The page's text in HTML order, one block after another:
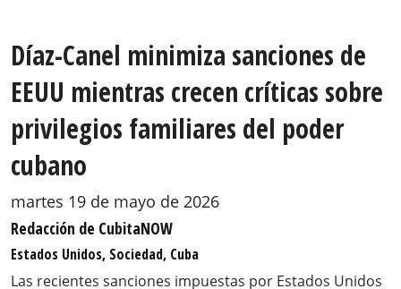
Díaz-Canel minimiza sanciones de
EEUU mientras crecen críticas sobre
privilegios familiares del poder
cubano
martes 19 de mayo de 2026
Redacción de CubitaNOW
Estados Unidos, Sociedad, Cuba
Las recientes sanciones impuestas por Estados Unidos